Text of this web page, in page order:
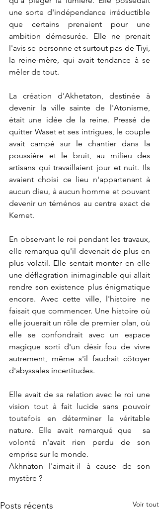
une sorte d'indépendance irréductible
que certains prenaient pour une
ambition démesurée. Elle ne prenait
l'avis se personne et surtout pas de Tiyi,
la reine-mère, qui avait tendance à se
mêler de tout.
La création d'Akhetaton, destinée à
devenir la ville sainte de l'Atonisme,
était une idée de la reine. Pressé de
quitter Waset et ses intrigues, le couple
avait campé sur le chantier dans la
poussière et le bruit, au milieu des
artisans qui travaillaient jour et nuit. Ils
avaient choisi ce lieu n'appartenant à
aucun dieu, à aucun homme et pouvant
devenir un téménos au centre exact de
Kemet.
En observant le roi pendant les travaux,
elle remarqua qu'il devenait de plus en
plus volatil. Elle sentait monter en elle
une déflagration inimaginable qui allait
rendre son existence plus énigmatique
encore. Avec cette ville, l'histoire ne
faisait que commencer. Une histoire où
elle jouerait un rôle de premier plan, où
elle se confondrait avec un espace
magique sorti d'un désir fou de vivre
autrement, même s'il faudrait côtoyer
d'abyssales incertitudes.
Elle avait de sa relation avec le roi une
vision tout à fait lucide sans pouvoir
toutefois en déterminer la véritable
nature. Elle avait remarqué que  sa
volonté n'avait rien perdu de son
emprise sur le monde.
Akhnaton l'aimait-il à cause de son
mystère ?
Posts récents Voir tout